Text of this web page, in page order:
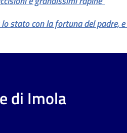
stato con la fortuna del padre,
di Imola